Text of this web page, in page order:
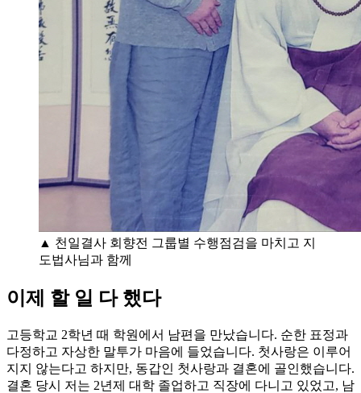
▲ 천일결사 회향전 그룹별 수행점검을 마치고 지
도법사님과 함께
이제 할 일 다 했다
고등학교 2학년 때 학원에서 남편을 만났습니다. 순한 표정과
다정하고 자상한 말투가 마음에 들었습니다. 첫사랑은 이루어
지지 않는다고 하지만, 동갑인 첫사랑과 결혼에 골인했습니다.
결혼 당시 저는 2년제 대학 졸업하고 직장에 다니고 있었고, 남